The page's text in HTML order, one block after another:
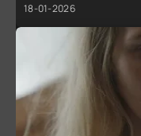
18-01-2026